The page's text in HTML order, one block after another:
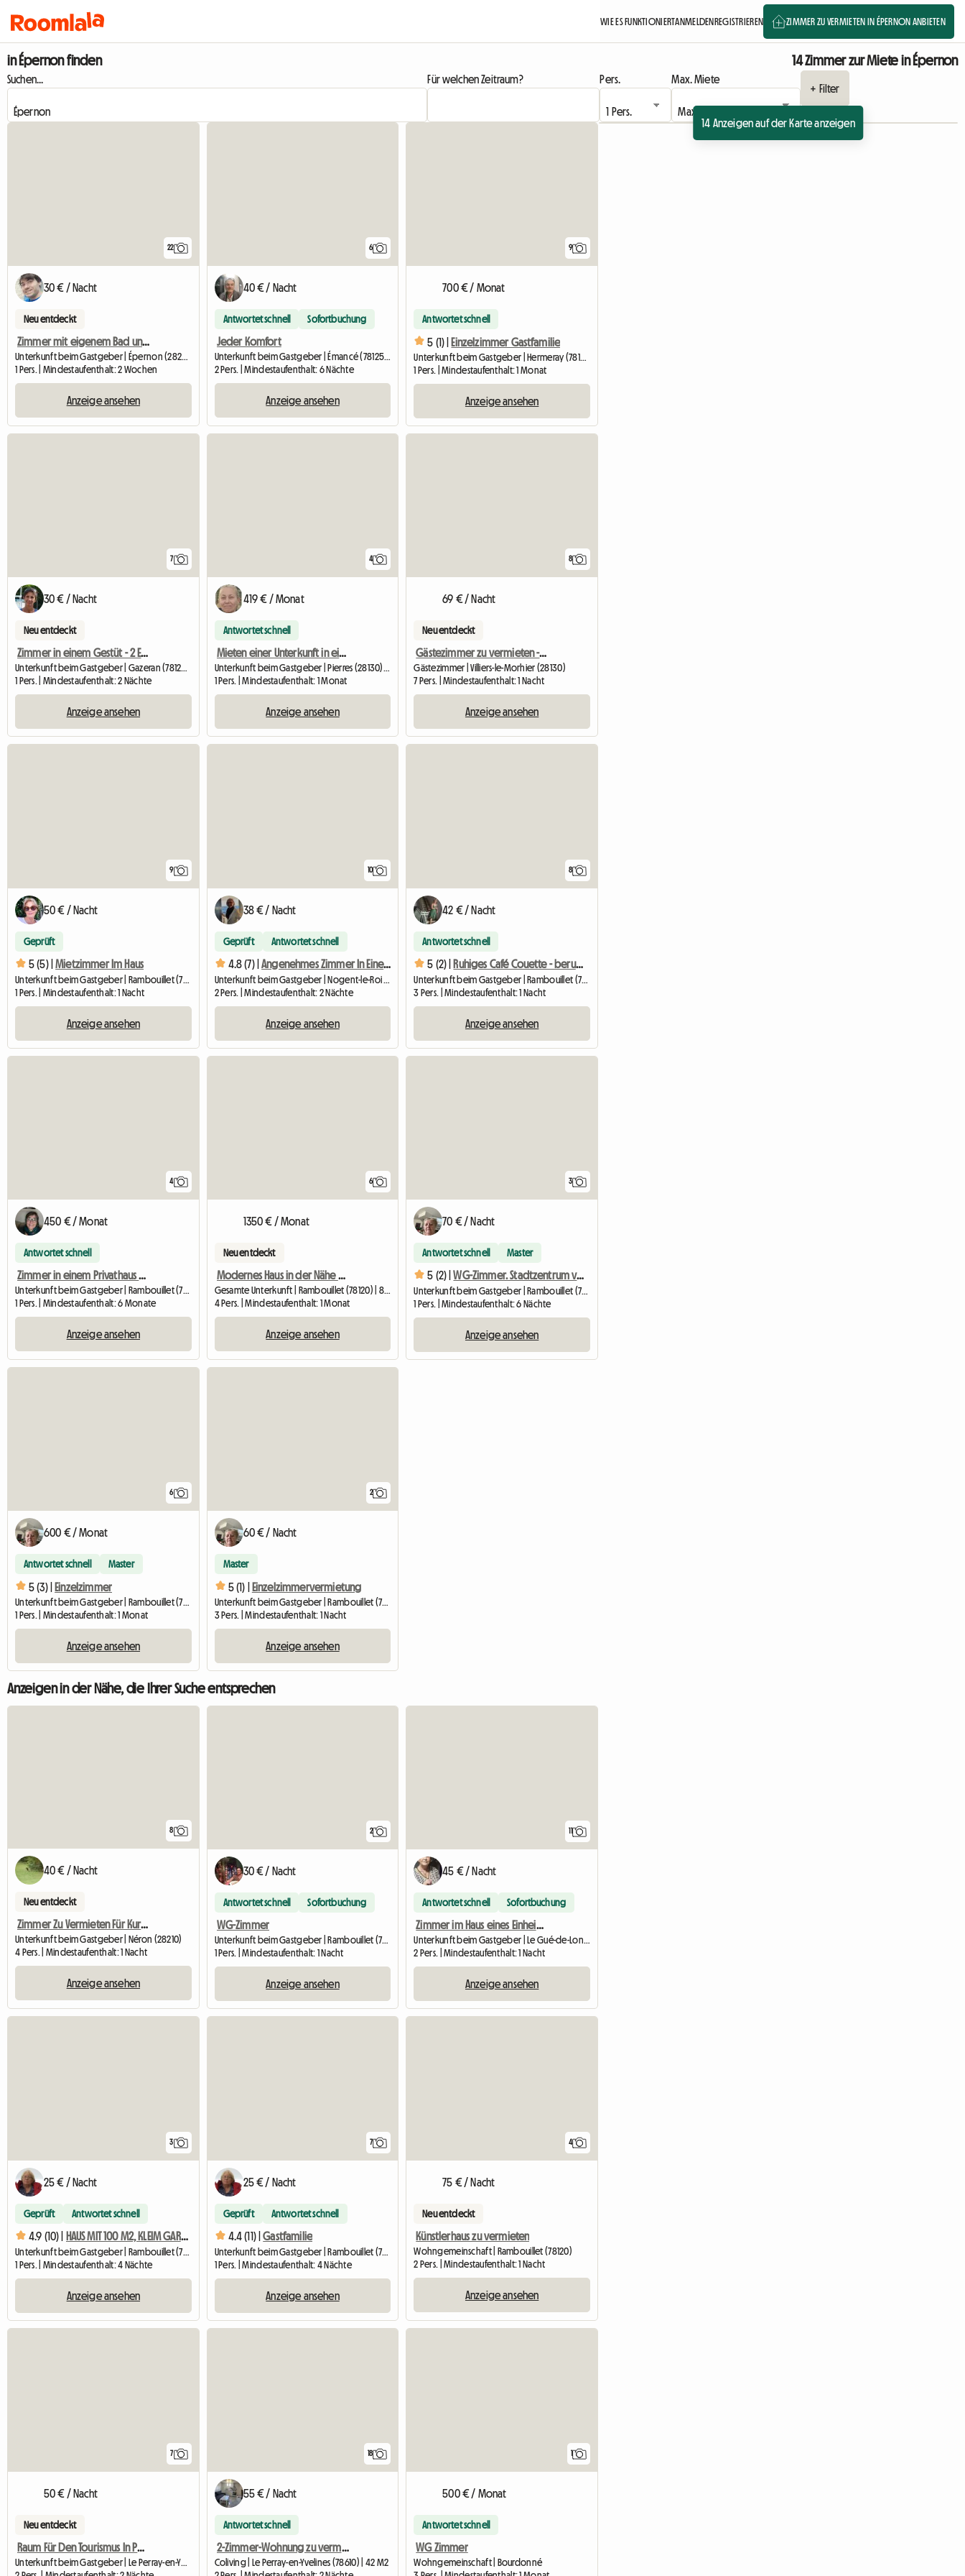
WIE ES FUNKTIONIERTANMELDENREGISTRIEREN ZIMMER ZU VERMIETEN IN ÉPERNON ANBIETEN
in Épernon finden 14 Zimmer zur Miete in Épernon
Suchen... Für welchen Zeitraum? Pers.
Max. Miete
+ Filter
14 Anzeigen auf der Karte anzeigen
22
30 € / Nacht
Neu entdeckt
Zimmer mit eigenem Bad und netter Besitzer :-)
Unterkunft beim Gastgeber | Épernon (28230) | 80 M2
1 Pers. | Mindestaufenthalt: 2 Wochen
Anzeige ansehen
6
40 € / Nacht
Antwortet schnell Sofortbuchung
Jeder Komfort
Unterkunft beim Gastgeber | Émancé (78125) | 22 M2
2 Pers. | Mindestaufenthalt: 6 Nächte
Anzeige ansehen
9
700 € / Monat
Antwortet schnell
5 (1) | Einzelzimmer Gastfamilie
Unterkunft beim Gastgeber | Hermeray (78125) | 27 M2
1 Pers. | Mindestaufenthalt: 1 Monat
Anzeige ansehen
7
30 € / Nacht
Neu entdeckt
Zimmer in einem Gestüt - 2 Einzelbetten
Unterkunft beim Gastgeber | Gazeran (78125) | 12 M2
1 Pers. | Mindestaufenthalt: 2 Nächte
Anzeige ansehen
4
419 € / Monat
Antwortet schnell
Mieten einer Unterkunft in einem Privathaus pro Monat oder Jahr
Unterkunft beim Gastgeber | Pierres (28130) | 9 M2
1 Pers. | Mindestaufenthalt: 1 Monat
Anzeige ansehen
8
69 € / Nacht
Neu entdeckt
Gästezimmer zu vermieten - "Les Chandelles" - Alle Annehmlichkeiten,
Gästezimmer | Villiers-le-Morhier (28130)
7 Pers. | Mindestaufenthalt: 1 Nacht
Anzeige ansehen
9
50 € / Nacht
Geprüft
5 (5) | Mietzimmer Im Haus
Unterkunft beim Gastgeber | Rambouillet (78120) | 24 M2
1 Pers. | Mindestaufenthalt: 1 Nacht
Anzeige ansehen
10
38 € / Nacht
Geprüft Antwortet schnell
4.8 (7) | Angenehmes Zimmer In Einem Ruhigen Haus
2 Pers. | Mindestaufenthalt: 2 Nächte
Anzeige ansehen
8
42 € / Nacht
Antwortet schnell
5 (2) | Ruhiges Café Couette - beruflich oder touristisch
Unterkunft beim Gastgeber | Rambouillet (78120) | 18 M2
3 Pers. | Mindestaufenthalt: 1 Nacht
Anzeige ansehen
4
450 € / Monat
Antwortet schnell
Zimmer in einem Privathaus zu vermieten
Unterkunft beim Gastgeber | Rambouillet (78120) | 18 M2
1 Pers. | Mindestaufenthalt: 6 Monate
Anzeige ansehen
6
1350 € / Monat
Neu entdeckt
Modernes Haus in der Nähe von Geschäften, Bahnhof, Schule, Park
Gesamte Unterkunft | Rambouillet (78120) | 80 M2
4 Pers. | Mindestaufenthalt: 1 Monat
Anzeige ansehen
3
70 € / Nacht
Antwortet schnell Master
5 (2) | WG-Zimmer. Stadtzentrum von Rambouillet
Unterkunft beim Gastgeber | Rambouillet (78120) | 15 M2
1 Pers. | Mindestaufenthalt: 6 Nächte
Anzeige ansehen
6
600 € / Monat
Antwortet schnell Master
5 (3) | Einzelzimmer
Unterkunft beim Gastgeber | Rambouillet (78120) | 16 M2
1 Pers. | Mindestaufenthalt: 1 Monat
Anzeige ansehen
2
60 € / Nacht
Master
5 (1) | Einzelzimmervermietung
Unterkunft beim Gastgeber | Rambouillet (78120) | 16 M2
3 Pers. | Mindestaufenthalt: 1 Nacht
Anzeige ansehen
Anzeigen in der Nähe, die Ihrer Suche entsprechen
8
40 € / Nacht
Neu entdeckt
Zimmer Zu Vermieten Für Kurzaufenthalt
Unterkunft beim Gastgeber | Néron (28210)
4 Pers. | Mindestaufenthalt: 1 Nacht
Anzeige ansehen
2
30 € / Nacht
Antwortet schnell Sofortbuchung
WG-Zimmer
Unterkunft beim Gastgeber | Rambouillet (78120) | 9 M2
1 Pers. | Mindestaufenthalt: 1 Nacht
Anzeige ansehen
45 € / Nacht
Antwortet schnell Sofortbuchung
Zimmer im Haus eines Einheimischen, tage- oder wochenweise zu mieten
Unterkunft beim Gastgeber | Le Gué-de-Longroi (28700) | 15 M2
2 Pers. | Mindestaufenthalt: 1 Nacht
Anzeige ansehen
3
25 € / Nacht
Geprüft Antwortet schnell
4.9 (10) | HAUS MIT 100 M2, KLEIM GARTEN, RUHIGE LAGE
Unterkunft beim Gastgeber | Rambouillet (78120) | 11 M2
1 Pers. | Mindestaufenthalt: 4 Nächte
Anzeige ansehen
7
25 € / Nacht
Geprüft Antwortet schnell
4.4 (11) | Gastfamilie
Unterkunft beim Gastgeber | Rambouillet (78120) | 10 M2
1 Pers. | Mindestaufenthalt: 4 Nächte
Anzeige ansehen
4
75 € / Nacht
Neu entdeckt
Künstlerhaus zu vermieten
Wohngemeinschaft | Rambouillet (78120)
2 Pers. | Mindestaufenthalt: 1 Nacht
Anzeige ansehen
7
50 € / Nacht
Neu entdeckt
Raum Für Den Tourismus In Paris Und In Den Yvelines
Unterkunft beim Gastgeber | Le Perray-en-Yvelines (78610) | 30 M2
18
55 € / Nacht
Antwortet schnell
2-Zimmer-Wohnung zu vermieten
Coliving | Le Perray-en-Yvelines (78610) | 42 M2
1
500 € / Monat
Antwortet schnell
WG Zimmer
Wohngemeinschaft | Bourdonné